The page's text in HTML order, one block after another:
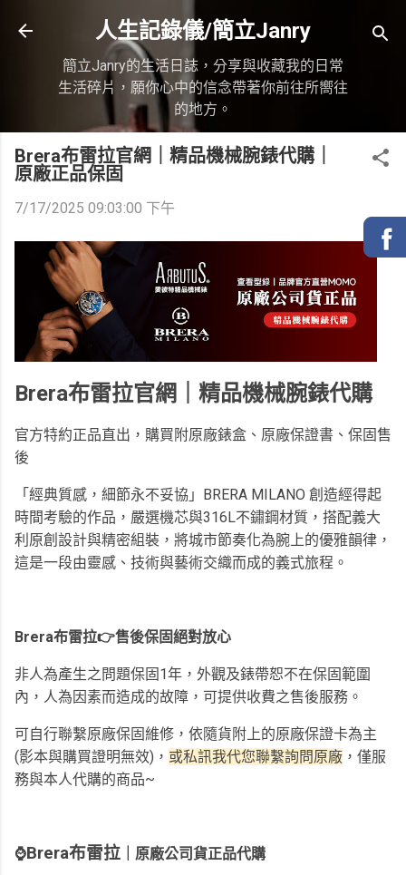
跳到主要內容
人生記錄儀/簡立Janry
簡立Janry的生活日誌，分享與收藏我的日常
生活碎片，願你心中的信念帶著你前往所嚮往
的地方。
Brera布雷拉官網｜精品機械腕錶代購｜
原廠正品保固
7/17/2025 09:03:00 下午
Brera布雷拉官網｜精品機械腕錶代購
官方特約正品直出，購買附原廠錶盒、原廠保證書、保固售
後
「經典質感，細節永不妥協」BRERA MILANO 創造經得起
時間考驗的作品，嚴選機芯與316L不鏽鋼材質，搭配義大
利原創設計與精密組裝，將城市節奏化為腕上的優雅韻律，
這是一段由靈感、技術與藝術交織而成的義式旅程。
Brera布雷拉👉售後保固絕對放心
非人為產生之問題保固1年，外觀及錶帶恕不在保固範圍
內，人為因素而造成的故障，可提供收費之售後服務。
可自行聯繫原廠保固維修，依隨貨附上的原廠保證卡為主
(影本與購買證明無效)， 或私訊我代您聯繫詢問原廠 ，僅服
務與本人代購的商品~
⌚️Brera布雷拉 原廠公司貨正品代購